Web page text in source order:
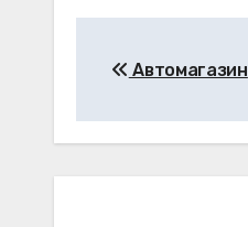
записів
Автомагазин